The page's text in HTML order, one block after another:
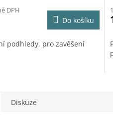
DPH
Do košíku
podhledy, pro zavěšení
Diskuze